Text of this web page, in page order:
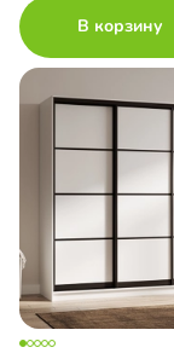
В корзину